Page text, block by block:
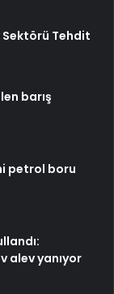
Sektörü Tehdit
barış
petrol boru
alev yanıyor